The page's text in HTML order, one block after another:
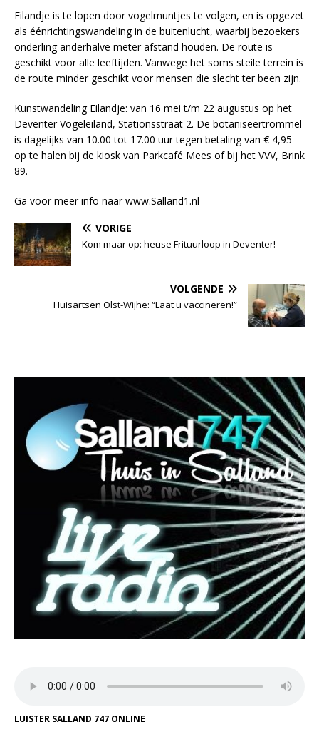
Eilandje is te lopen door vogelmuntjes te volgen, en is opgezet
als éénrichtingswandeling in de buitenlucht, waarbij bezoekers
onderling anderhalve meter afstand houden. De route is
geschikt voor alle leeftijden. Vanwege het soms steile terrein is
de route minder geschikt voor mensen die slecht ter been zijn.
Kunstwandeling Eilandje: van 16 mei t/m 22 augustus op het
Deventer Vogeleiland, Stationsstraat 2. De botaniseertrommel
is dagelijks van 10.00 tot 17.00 uur tegen betaling van € 4,95
op te halen bij de kiosk van Parkcafé Mees of bij het VVV, Brink
89.
Ga voor meer info naar www.Salland1.nl
VORIGE
Kom maar op: heuse Frituurloop in Deventer!
VOLGENDE
Huisartsen Olst-Wijhe: “Laat u vaccineren!”
LUISTER SALLAND 747 ONLINE